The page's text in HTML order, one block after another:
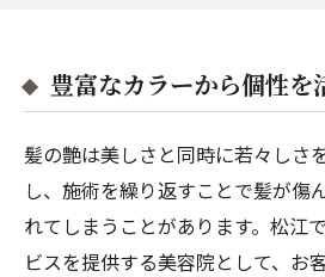
豊富なカラーから個性を
髪の艶は美しさと同時に若々しさ
し、施術を繰り返すことで髪が傷
れてしまうことがあります。松江
ビスを提供する美容院として、お